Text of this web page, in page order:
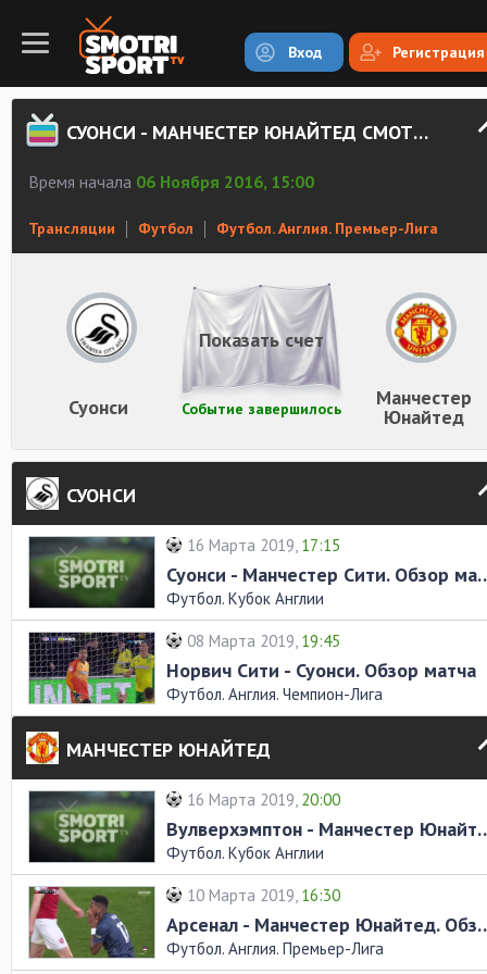
Вход Регистрация
СУОНСИ - МАНЧЕСТЕР ЮНАЙТЕД СМОТРЕТЬ ОНЛАЙН
Время начала 06 Ноября 2016, 15:00
Трансляции Футбол Футбол. Англия. Премьер-Лига
Суонси Манчестер
Юнайтед
Событие завершилось
Показать счет
СУОНСИ
16 Марта 2019, 17:15
Суонси -
Футбол. Кубок Англии
08 Марта 2019, 19:45
Норвич Сити - Суонси. Обзор матча
Футбол. Англия. Чемпион-Лига
МАНЧЕСТЕР ЮНАЙТЕД
16 Марта 2019, 20:00
Вулверхэмптон -
Футбол. Кубок Англии
10 Марта 2019, 16:30
Арсенал -
Футбол. Англия. Премьер-Лига